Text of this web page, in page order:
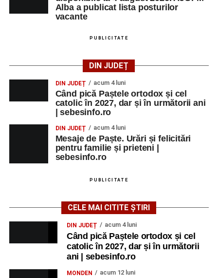
Alba a publicat lista posturilor
vacante
PUBLICITATE
DIN JUDEȚ
DIN JUDEȚ acum 4 luni
Când pică Paștele ortodox și cel
catolic în 2027, dar și în următorii ani
| sebesinfo.ro
DIN JUDEȚ acum 4 luni
Mesaje de Paște. Urări și felicitări
pentru familie și prieteni |
sebesinfo.ro
PUBLICITATE
CELE MAI CITITE ȘTIRI
DIN JUDEȚ acum 4 luni
Când pică Paștele ortodox și cel
catolic în 2027, dar și în următorii
ani | sebesinfo.ro
MONDEN acum 12 luni